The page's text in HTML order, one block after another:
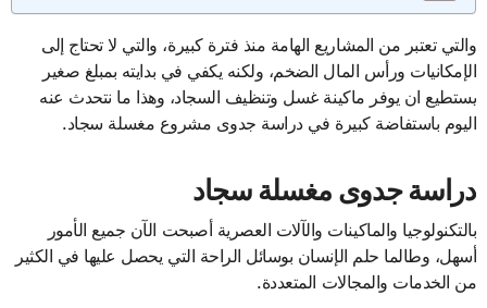
والتي تعتبر من المشاريع الهامة منذ فترة كبيرة، والتي لا تحتاج إلى
الإمكانيات ورأس المال الضخم، ولكنه يكفي في بدايته بمبلغ صغير
يستطيع ان يوفر ماكينة غسل وتنظيف السجاد، وهذا ما نتحدث عنه
اليوم باستفاضة كبيرة في دراسة جدوى مشروع مغسلة سجاد.
دراسة جدوى مغسلة سجاد
بالتكنولوجيا والماكينات والآلات العصرية أصبحت الآن جميع الأمور
أسهل، وطالما حلم الإنسان بوسائل الراحة التي يحصل عليها في الكثير
من الخدمات والمجالات المتعددة.